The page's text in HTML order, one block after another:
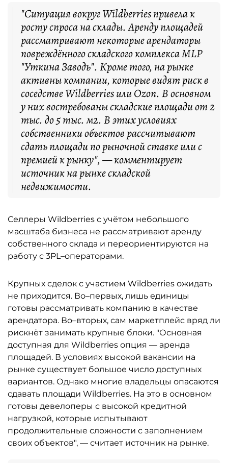
"Ситуация вокруг Wildberries привела к
росту спроса на склады. Аренду площадей
рассматривают некоторые арендаторы
повреждённого складского комплекса MLP
"Уткина Заводь". Кроме того, на рынке
активны компании, которые видят риск в
соседстве Wildberries или Ozon. В основном
у них востребованы складские площади от 2
тыс. до 5 тыс. м2. В этих условиях
собственники объектов рассчитывают
сдать площади по рыночной ставке или с
премией к рынку", — комментирует
источник на рынке складской
недвижимости.
Селлеры Wildberries с учётом небольшого
масштаба бизнеса не рассматривают аренду
собственного склада и переориентируются на
работу с 3PL–операторами.
Крупных сделок с участием Wildberries ожидать
не приходится. Во–первых, лишь единицы
готовы рассматривать компанию в качестве
арендатора. Во–вторых, сам маркетплейс вряд ли
рискнёт занимать крупные блоки. "Основная
доступная для Wildberries опция — аренда
площадей. В условиях высокой вакансии на
рынке существует большое число доступных
вариантов. Однако многие владельцы опасаются
сдавать площади Wildberries. На это в основном
готовы девелоперы с высокой кредитной
нагрузкой, которые испытывают
продолжительные сложности с заполнением
своих объектов", — считает источник на рынке.